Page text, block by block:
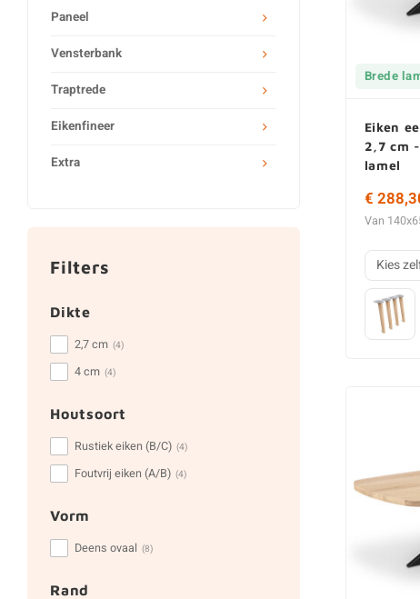
Paneel
Vensterbank
Traptrede
Eikenfineer
Extra
Filters
Dikte
2,7 cm (4)
4 cm (4)
Houtsoort
Rustiek eiken (B/C) (4)
Foutvrij eiken (A/B) (4)
Vorm
Deens ovaal (8)
Rand
Brede
Eiken
2,7 cm
lamel
€
Van
Kies